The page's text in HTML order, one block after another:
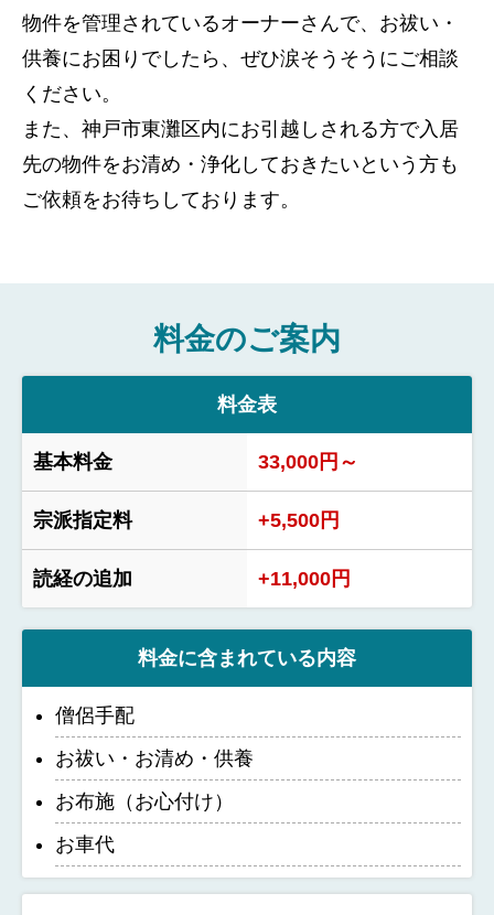
物件を管理されているオーナーさんで、お祓い・
供養にお困りでしたら、ぜひ涙そうそうにご相談
ください。
また、神戸市東灘区内にお引越しされる方で入居
先の物件をお清め・浄化しておきたいという方も
ご依頼をお待ちしております。
料金のご案内
料金表
基本料金 33,000円～
宗派指定料 +5,500円
読経の追加 +11,000円
料金に含まれている内容
僧侶手配
お祓い・お清め・供養
お布施（お心付け）
お車代